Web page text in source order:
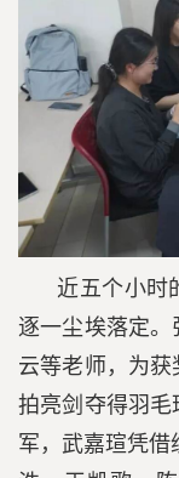
近五个小时
逐一尘埃落定
云等老师，为
拍亮剑夺得羽
军，武嘉瑄凭借